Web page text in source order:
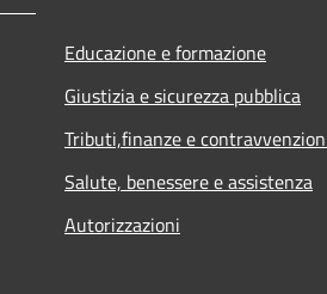
Educazione e formazione
Giustizia e sicurezza pubblica
Tributi,finanze e
Salute, benessere e assistenza
Autorizzazioni